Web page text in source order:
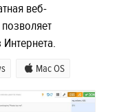
веб-
Mac OS